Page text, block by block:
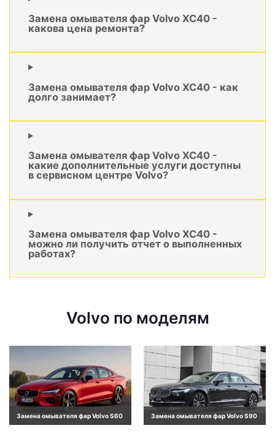
Замена омывателя фар Volvo XC40 -
какова цена ремонта?
Замена омывателя фар Volvo XC40 - как
долго занимает?
Замена омывателя фар Volvo XC40 -
какие дополнительные услуги доступны
в сервисном центре Volvo?
Замена омывателя фар Volvo XC40 -
можно ли получить отчет о выполненных
работах?
Volvo по моделям
Замена омывателя фар Volvo S60 Замена омывателя фар Volvo S90